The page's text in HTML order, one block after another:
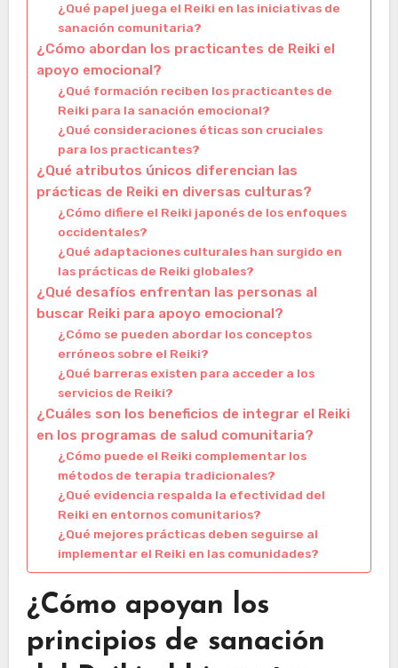
¿Qué papel juega el Reiki en las iniciativas de
sanación comunitaria?
¿Cómo abordan los practicantes de Reiki el
apoyo emocional?
¿Qué formación reciben los practicantes de
Reiki para la sanación emocional?
¿Qué consideraciones éticas son cruciales
para los practicantes?
¿Qué atributos únicos diferencian las
prácticas de Reiki en diversas culturas?
¿Cómo difiere el Reiki japonés de los enfoques
occidentales?
¿Qué adaptaciones culturales han surgido en
las prácticas de Reiki globales?
¿Qué desafíos enfrentan las personas al
buscar Reiki para apoyo emocional?
¿Cómo se pueden abordar los conceptos
erróneos sobre el Reiki?
¿Qué barreras existen para acceder a los
servicios de Reiki?
¿Cuáles son los beneficios de integrar el Reiki
en los programas de salud comunitaria?
¿Cómo puede el Reiki complementar los
métodos de terapia tradicionales?
¿Qué evidencia respalda la efectividad del
Reiki en entornos comunitarios?
¿Qué mejores prácticas deben seguirse al
implementar el Reiki en las comunidades?
¿Cómo apoyan los
principios de sanación